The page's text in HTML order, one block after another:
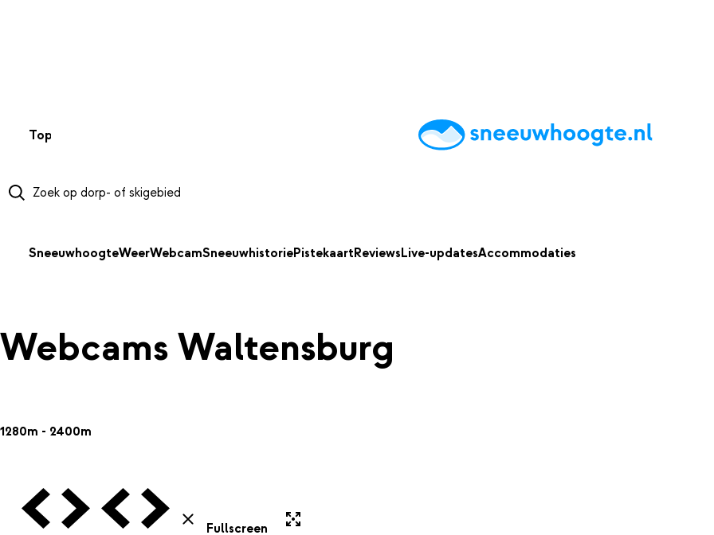
Top 50 AccommodatiesTipsReviewsLive updatesApp
SneeuwhoogteWeerWebcamSneeuwhistoriePistekaartReviewsLive-updatesAccommodaties
Webcams Waltensburg
1280m - 2400m
Vorige Webcam
Volgende Webcam
Vorige Webcam
Volgende Webcam
Sluiten
Fullscreen